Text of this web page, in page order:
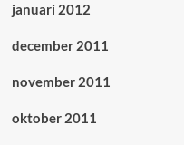
januari 2012
december 2011
november 2011
oktober 2011